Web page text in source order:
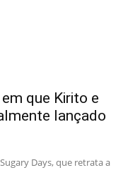
que Kirito e
lançado
Days, que retrata a